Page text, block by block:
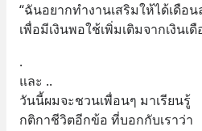
“ฉันอยากทำงานเสริมให้ได้เดือ
เพื่อมีเงินพอใช้เพิ่มเติมจากเงินเดื
.
และ ..
วันนี้ผมจะชวนเพื่อนๆ มาเรียนรู้
กติกาชีวิตอีกข้อ ที่บอกกับเราว่า